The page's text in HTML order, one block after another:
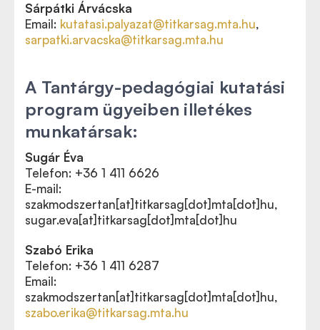
Sárpátki Árvácska
Email: kutatasi.palyazat@titkarsag.mta.hu,
sarpatki.arvacska@titkarsag.mta.hu
A Tantárgy-pedagógiai kutatási
program ügyeiben illetékes
munkatársak:
Sugár Éva
Telefon: +36 1 411 6626
E-mail:
szakmodszertan[at]titkarsag[dot]mta[dot]hu,
sugar.eva[at]titkarsag[dot]mta[dot]hu
Szabó Erika
Telefon: +36 1 411 6287
Email:
szakmodszertan[at]titkarsag[dot]mta[dot]hu,
szabo.erika@titkarsag.mta.hu